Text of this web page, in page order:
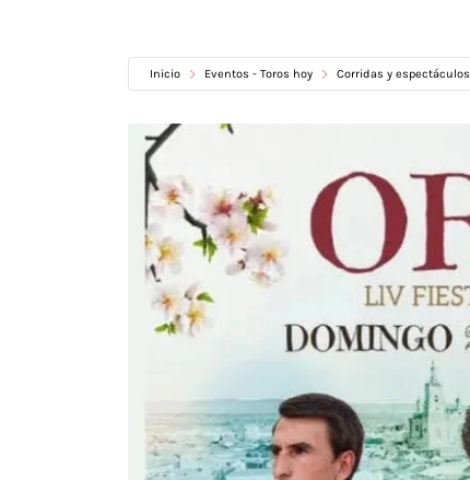
Inicio Eventos - Toros hoy Corridas y espectáculos